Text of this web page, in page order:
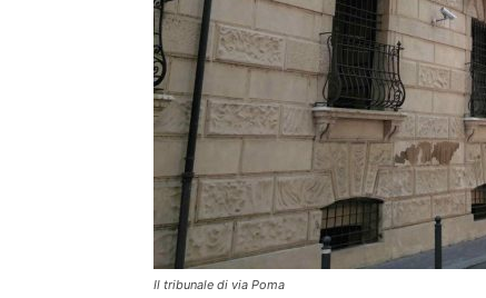
Il tribunale di via Poma